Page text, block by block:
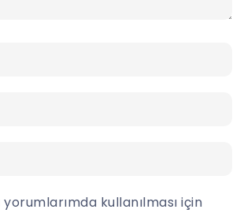
kullanılması için